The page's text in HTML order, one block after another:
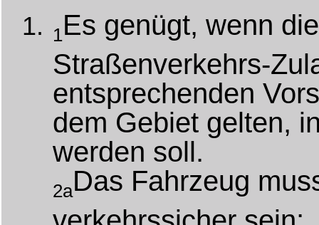
1Es genügt, wenn
Straßenverkehrs-
entsprechenden
dem Gebiet gelten,
werden soll.
2aDas Fahrzeug